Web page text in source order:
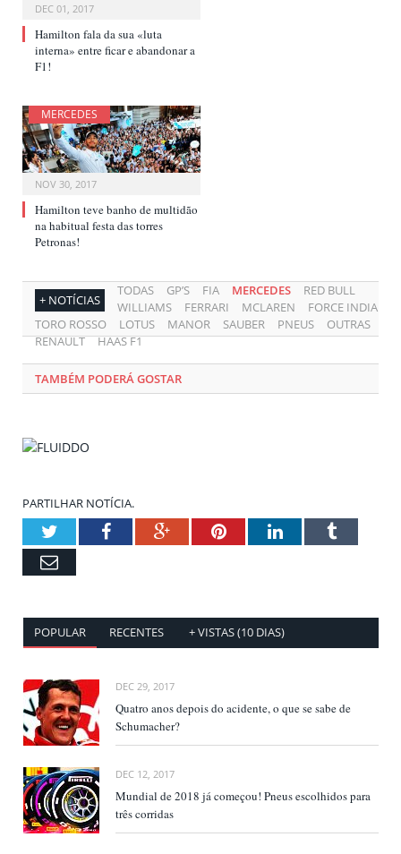
DEC 01, 2017
Hamilton fala da sua «luta
interna» entre ficar e abandonar a
F1!
MERCEDES
NOV 30, 2017
Hamilton teve banho de multidão
na habitual festa das torres
Petronas!
+ NOTÍCIAS
TODAS GP’S FIA MERCEDES
RED BULL
WILLIAMS
FERRARI MCLAREN
FORCE INDIA
TORO ROSSO
LOTUS MANOR SAUBER PNEUS
OUTRAS
RENAULT
HAAS F1
TAMBÉM PODERÁ GOSTAR
PARTILHAR NOTÍCIA.
TwitterFacebookGoogle+PinterestLinkedInTumblr
Email
POPULAR RECENTES + VISTAS (10 DIAS)
DEC 29, 2017
Quatro anos depois do acidente, o que se sabe de
Schumacher?
DEC 12, 2017
Mundial de 2018 já começou! Pneus escolhidos para
três corridas